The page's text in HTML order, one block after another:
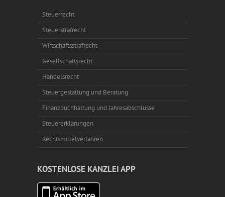
Steuerrecht
Steuerstrafrecht
Wirtschaftsstrafrecht
Gesellschaftsrecht
Handelsrecht
Steuergestaltung und Beratung
Finanzbuchhaltung und Jahresabschlüsse
Steuererklärungen
Rechtsmittelverfahren
KOSTENLOSE KANZLEI APP